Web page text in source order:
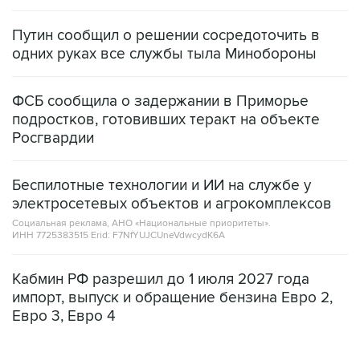
Путин сообщил о решении сосредоточить в
одних руках все службы тыла Минобороны
ФСБ сообщила о задержании в Приморье
подростков, готовивших теракт на объекте
Росгвардии
Беспилотные технологии и ИИ на службе у
электросетевых объектов и агрокомплексов
Социальная реклама, АНО «Национальные приоритеты».
ИНН 7725383515 Erid: F7NfYUJCUneVdwcydK6A
Кабмин РФ разрешил до 1 июля 2027 года
импорт, выпуск и обращение бензина Евро 2,
Евро 3, Евро 4